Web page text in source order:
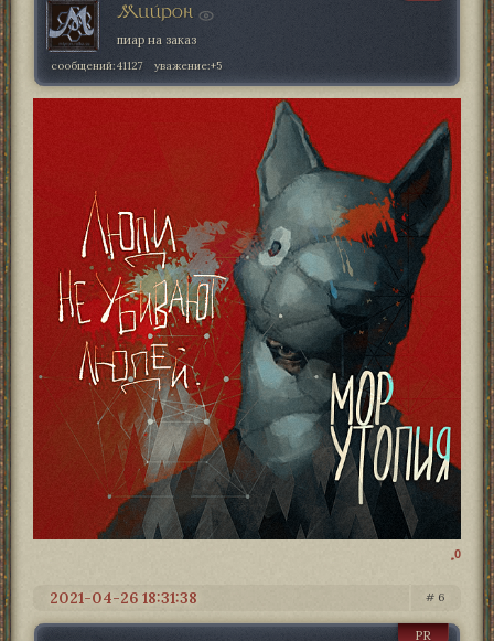
Мийрон
пиар на заказ
сообщений:41127 уважение:+5
0
6
2021-04-26 18:31:38
PR